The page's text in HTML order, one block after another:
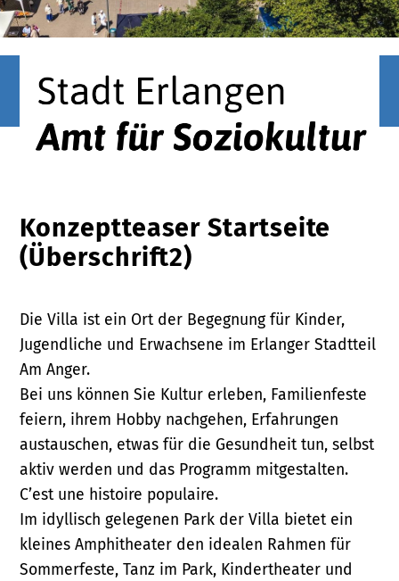
Testseite (H1)
Konzeptteaser Startseite
(Überschrift2)
Die Villa ist ein Ort der Begegnung für Kinder,
Jugendliche und Erwachsene im Erlanger Stadtteil
Am Anger.
Bei uns können Sie Kultur erleben, Familienfeste
feiern, ihrem Hobby nachgehen, Erfahrungen
austauschen, etwas für die Gesundheit tun, selbst
aktiv werden und das Programm mitgestalten.
C’est une histoire populaire.
Im idyllisch gelegenen Park der Villa bietet ein
kleines Amphitheater den idealen Rahmen für
Sommerfeste, Tanz im Park, Kindertheater und